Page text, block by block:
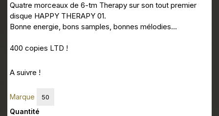
Quatre morceaux de 6-tm Therapy sur son tout premier
disque HAPPY THERAPY 01.
Bonne energie, bons samples, bonnes mélodies...
400 copies LTD !
A suivre !
Marque 50
Quantité